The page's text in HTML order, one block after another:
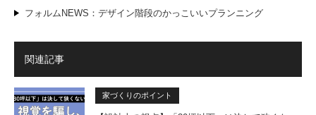
フォルムNEWS：デザイン階段のかっこいいプランニング
関連記事
家づくりのポイント